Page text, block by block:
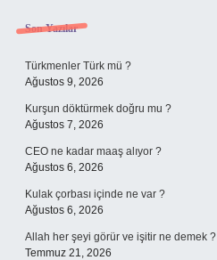
Sidebar
Son Yazılar
Türkmenler Türk mü ?
Ağustos 9, 2026
Kurşun döktürmek doğru mu ?
Ağustos 7, 2026
CEO ne kadar maaş alıyor ?
Ağustos 6, 2026
Kulak çorbası içinde ne var ?
Ağustos 6, 2026
Allah her şeyi görür ve işitir ne demek ?
Temmuz 21, 2026